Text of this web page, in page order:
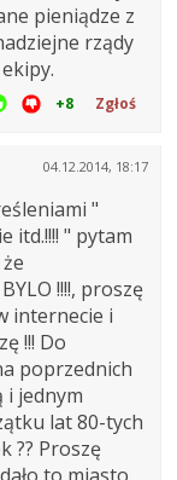
pieniądze z
rządy
+8 Zgłoś
04.12.2014, 18:17
"
itd.!!!! " pytam
!!!!, proszę
internecie i
!!! Do
poprzednich
i jednym
lat 80-tych
?? Proszę